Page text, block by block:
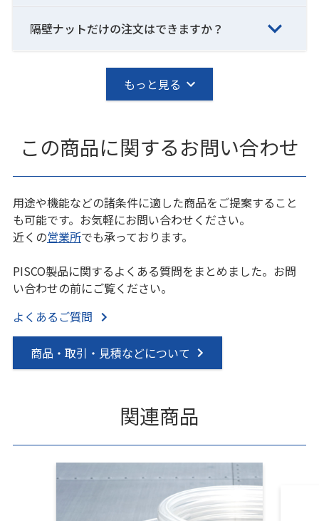
隔壁ナットだけの注文はできますか？
もっと見る
この商品に関するお問い合わせ
用途や機能などの諸条件に適した商品をご提案すること
も可能です。お気軽にお問い合わせください。
近くの営業所でも承っております。
PISCO製品に関するよくある質問をまとめました。お問
い合わせの前にご覧ください。
よくあるご質問
商品・取引・見積などについて
関連商品